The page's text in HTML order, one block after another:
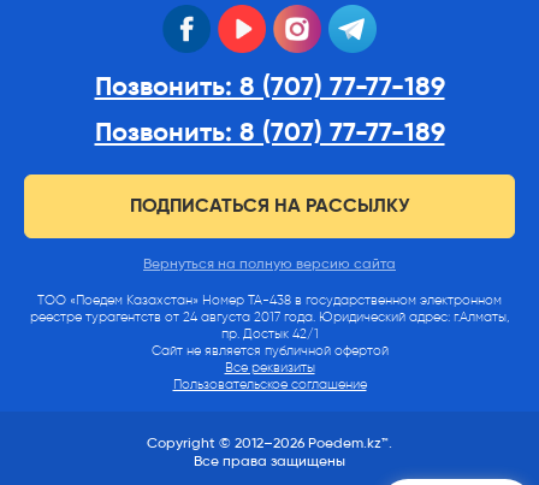
facebook youtube instagram
Позвонить: 8 (707) 77-77-189
Позвонить: 8 (707) 77-77-189
ПОДПИСАТЬСЯ НА РАССЫЛКУ
Вернуться на полную версию сайта
ТОО «Поедем Казахстан» Номер ТА-438 в государственном электронном
реестре турагентств от 24 августа 2017 года. Юридический адрес: г.Алматы,
пр. Достык 42/1
Сайт не является публичной офертой
Все реквизиты
Пользовательское соглашение
Copyright © 2012–2026 Poedem.kz™.
Все права защищены